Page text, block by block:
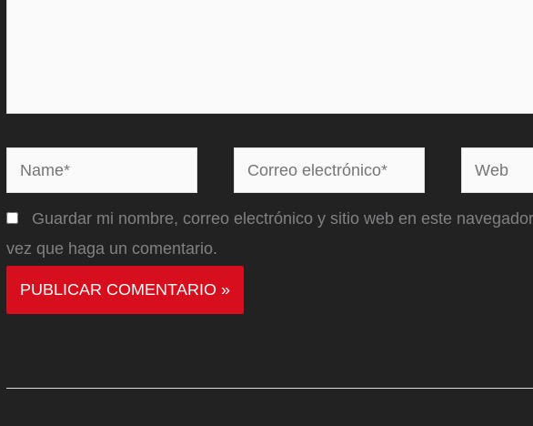
Name*
Correo
electrónico*
Web
Guardar mi nombre, correo electrónico y sitio web en este
vez que haga un comentario.